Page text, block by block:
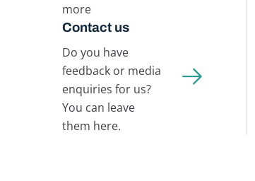
more
Contact us
Do you have
feedback or media
enquiries for us?
You can leave
them here.